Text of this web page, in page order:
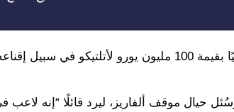
وأرسل النادي الكتالوني عرضًا رسميًا بقيمة 100
حيال موقف ألفاريز، ليرد قائلًا “إنه